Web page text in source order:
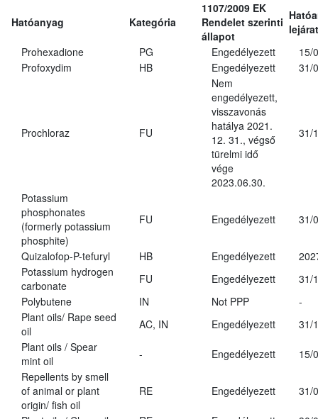
Hatóanyag Kategória
1107/2009 EK
Rendelet szerinti
állapot
Prohexadione
PG Engedélyezett
15/
Profoxydim
HB Engedélyezett 31/
Prochloraz FU
Nem
engedélyezett,
visszavonás
hatálya 2021.
12. 31., végső
türelmi idő
vége
2023.06.30.
31/
Potassium
phosphonates
(formerly potassium
phosphite)
FU Engedélyezett 31/
Quizalofop-P-tefuryl HB Engedélyezett
Potassium hydrogen
carbonate
FU Engedélyezett
31/
Polybutene
IN Not PPP
-
Plant oils/ Rape seed
oil
AC, IN Engedélyezett
31/
Plant oils / Spear
mint oil
- Engedélyezett
15/
Repellents by smell
of animal or plant
origin/ fish oil
RE Engedélyezett 31/